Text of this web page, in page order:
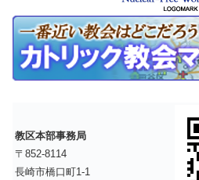
教区本部事務局
〒852-8114
長崎市橋口町1-1